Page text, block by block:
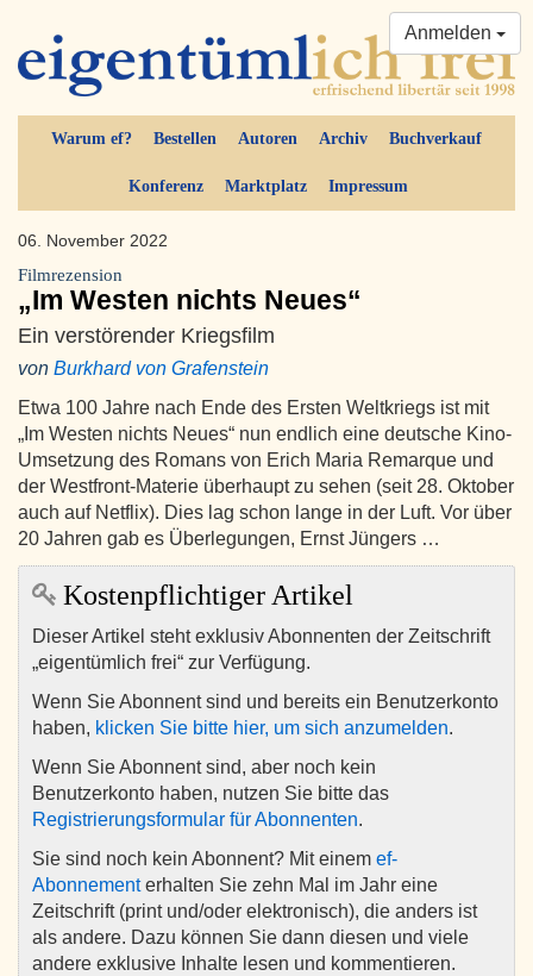
Warum ef? Bestellen Autoren Archiv Buchverkauf
Konferenz Marktplatz Impressum
Anmelden
06. November 2022
Filmrezension
„Im Westen nichts Neues“
Ein verstörender Kriegsfilm
von Burkhard von Grafenstein
Etwa 100 Jahre nach Ende des Ersten Weltkriegs ist mit
„Im Westen nichts Neues“ nun endlich eine deutsche Kino-
Umsetzung des Romans von Erich Maria Remarque und
der Westfront-Materie überhaupt zu sehen (seit 28. Oktober
auch auf Netflix). Dies lag schon lange in der Luft. Vor über
20 Jahren gab es Überlegungen, Ernst Jüngers …
Kostenpflichtiger Artikel
Dieser Artikel steht exklusiv Abonnenten der Zeitschrift
„eigentümlich frei“ zur Verfügung.
Wenn Sie Abonnent sind und bereits ein Benutzerkonto
haben, klicken Sie bitte hier, um sich anzumelden.
Wenn Sie Abonnent sind, aber noch kein
Benutzerkonto haben, nutzen Sie bitte das
Registrierungsformular für Abonnenten.
Sie sind noch kein Abonnent? Mit einem ef-
Abonnementerhalten Sie zehn Mal im Jahr eine
Zeitschrift (print und/oder elektronisch), die anders ist
als andere. Dazu können Sie dann diesen und viele
andere exklusive Inhalte lesen und kommentieren.